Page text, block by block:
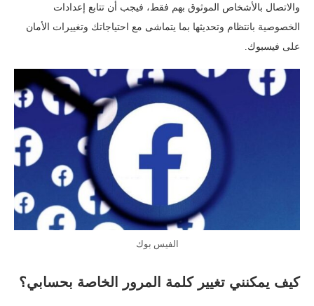
والاتصال بالأشخاص الموثوق بهم فقط، فيجب أن تتابع إعدادات
الخصوصية بانتظام وتحديثها بما يتماشى مع احتياجاتك وتغييرات الأمان
على فيسبوك.
الفيس بوك
كيف يمكنني تغيير كلمة المرور الخاصة بحسابي؟